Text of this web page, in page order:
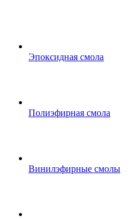
Эпоксидная смола
Полиэфирная смола
Винилэфирные смолы